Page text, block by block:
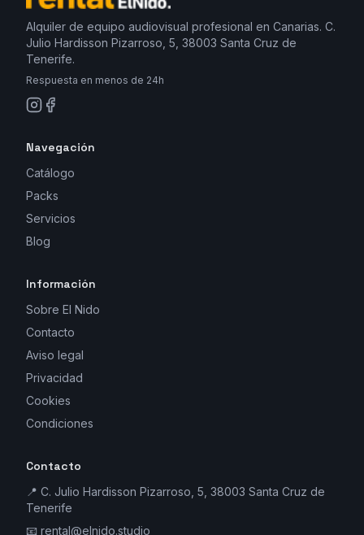
Alquiler de equipo audiovisual profesional en Canarias. C.
Julio Hardisson Pizarroso, 5, 38003 Santa Cruz de
Tenerife.
Respuesta en menos de 24h
Navegación
Catálogo
Packs
Servicios
Blog
Información
Sobre El Nido
Contacto
Aviso legal
Privacidad
Cookies
Condiciones
Contacto
📍 C. Julio Hardisson Pizarroso, 5, 38003 Santa Cruz de
Tenerife
📧 rental@elnido.studio